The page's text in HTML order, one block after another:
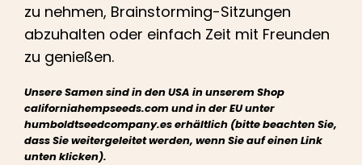
zu nehmen, Brainstorming-Sitzungen
abzuhalten oder einfach Zeit mit Freunden
zu genießen.
Unsere Samen sind in den USA in unserem Shop
californiahempseeds.com und in der EU unter
humboldtseedcompany.es erhältlich (bitte beachten Sie,
dass Sie weitergeleitet werden, wenn Sie auf einen Link
unten klicken).